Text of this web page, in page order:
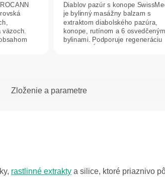
väzoch.
Diablov pazúr s konope
je bylinný masážny balzam s
extraktom diabolského pazúra,
konope, rutínom a 6
bylinami. Podporuje regeneráciu
Zloženie a parametre
rastlinné extrakty a silice, ktoré priaznivo